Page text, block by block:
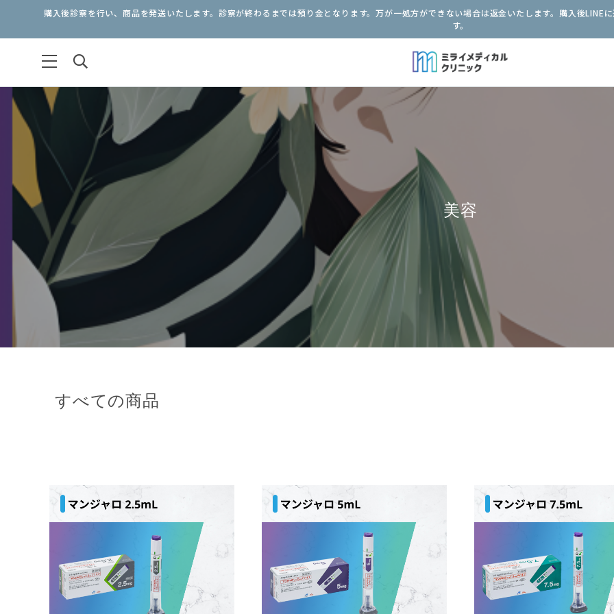
購入後診察を行い、商品を発送いたします。診察が終わるまでは預り金となります。万が一処方ができない場合は返金いたします。購入後LINE
す。
美容
すべての商品